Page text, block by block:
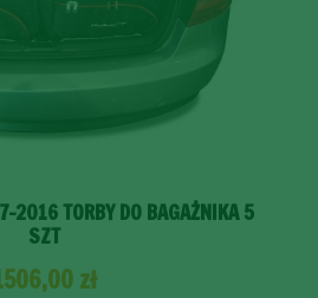
2016 TORBY DO BAGAŻNIKA 5
SZT
zł